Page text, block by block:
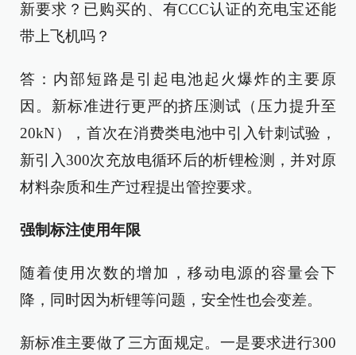
新要求？已购买的、有CCC认证的充电宝还能
带上飞机吗？
答：内部短路是引起电池起火爆炸的主要原
因。新标准进行更严的挤压测试（压力提升至
20kN），首次在消费类电池中引入针刺试验，
新引入300次充放电循环后的析锂检测，并对原
材料杂质和生产过程提出管控要求。
强制标注使用年限
随着使用次数的增加，移动电源的容量会下
降，同时因为析锂等问题，安全性也会变差。
新标准主要做了三方面规定。一是要求进行300